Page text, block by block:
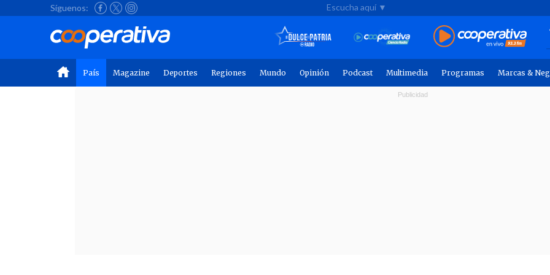
Síguenos: Escucha aquí ▼
País Magazine Deportes Regiones Mundo Opinión Podcast Multimedia Programas Marcas &